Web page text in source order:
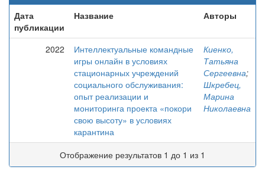
Дата
публикации
Название Авторы
2022
Интеллектуальные командные
игры онлайн в условиях
стационарных учреждений
социального обслуживания:
опыт реализации и
мониторинга проекта «покори
свою высоту» в условиях
карантина
Киенко,
Татьяна
Сергеевна;
Шкребец,
Марина
Николаевна
Отображение результатов 1 до 1 из 1